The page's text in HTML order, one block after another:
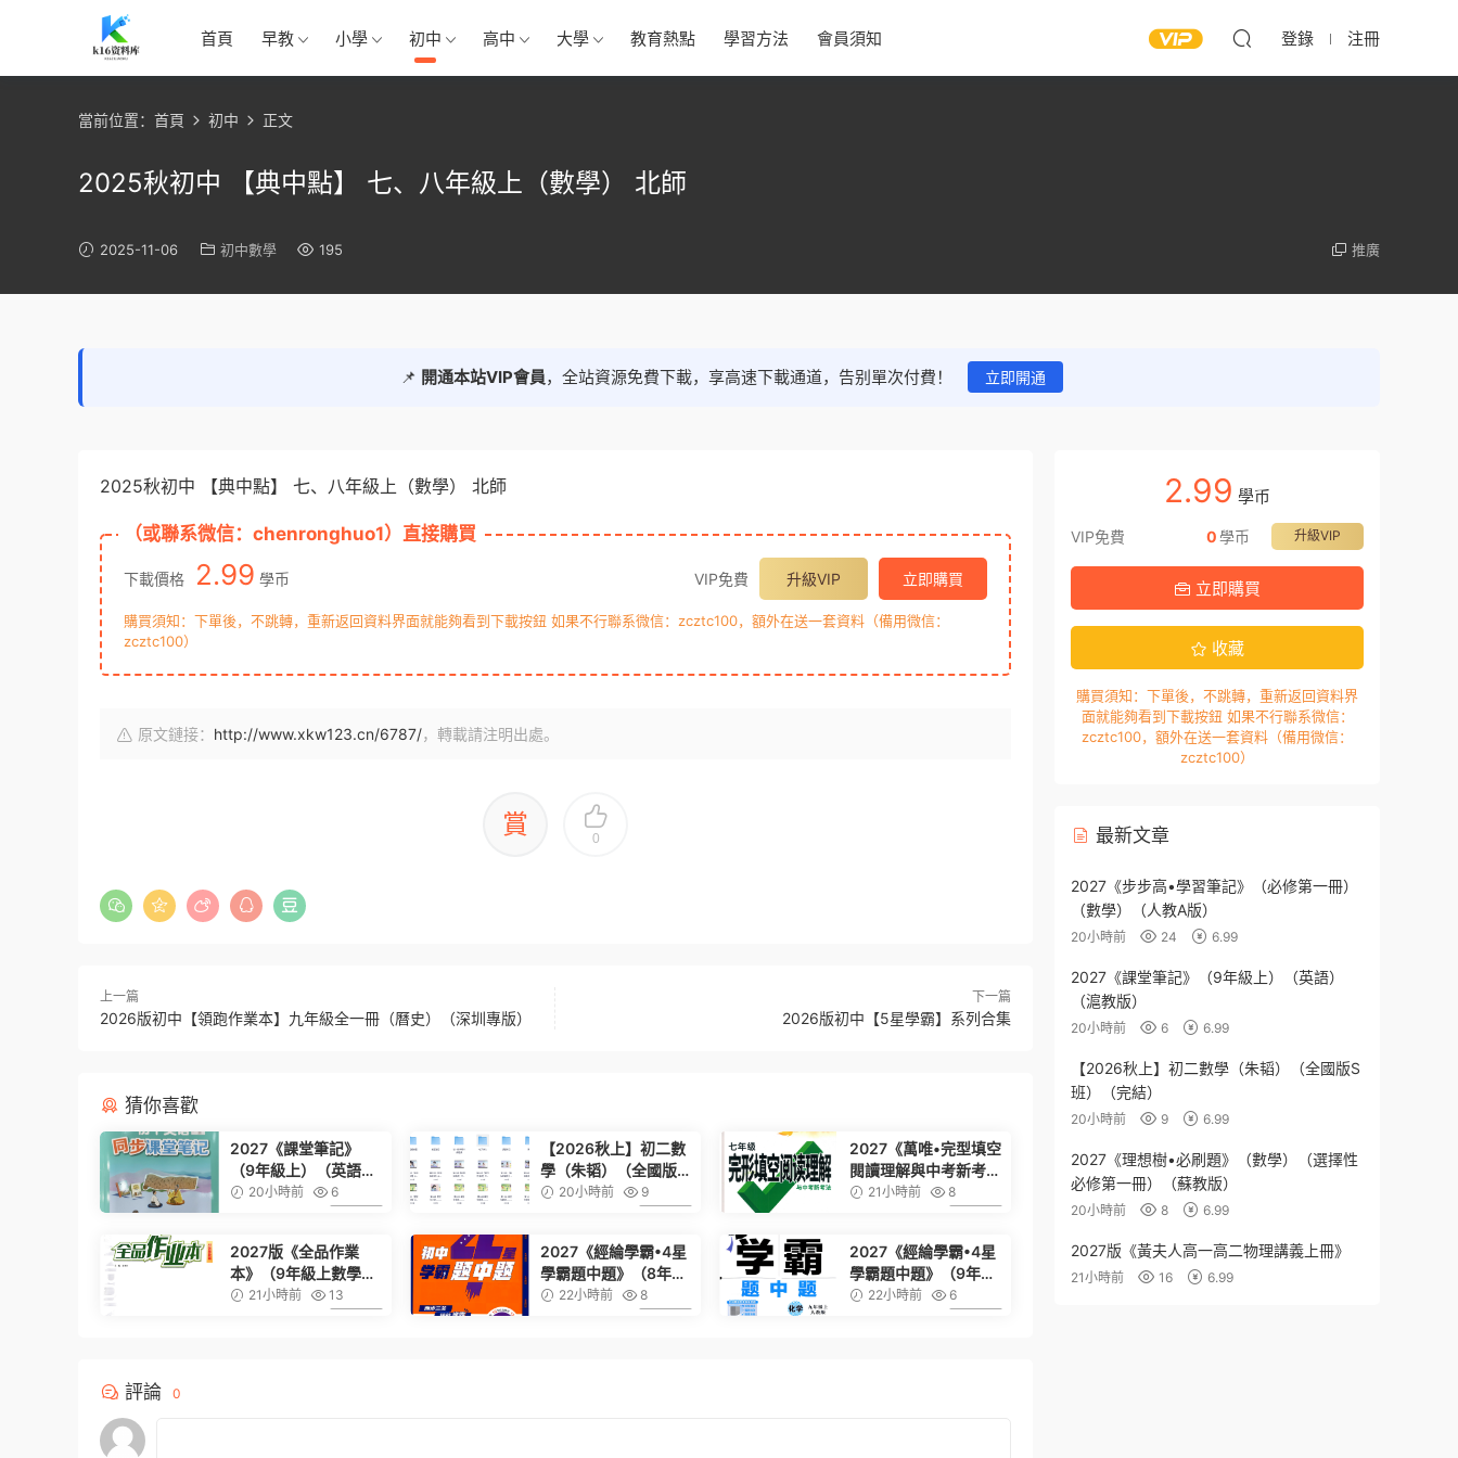
首頁 早教 小學 初中 高中 大學 教育熱點 學習方法 會員須知 登錄 注冊
當前位置： 首頁 初中 正文
2025秋初中 【典中點】 七、八年級上（數學） 北師
2025-11-06 初中數學 195 推廣
📌 開通本站VIP會員，全站資源免費下載，享高速下載通道，告别單次付費！ 立即開通
2025秋初中 【典中點】 七、八年級上（數學） 北師
（或聯系微信：chenronghuo1）直接購買
下載價格 2.99 學币 VIP免費 升級VIP 立即購買
購買須知：下單後，不跳轉，重新返回資料界面就能夠看到下載按鈕 如果不行聯系微信：zcztc100，額外在送一套資料（備用微信：
zcztc100）
原文鏈接： http://www.xkw123.cn/6787/，轉載請注明出處。
賞 0
上一篇
2026版初中【領跑作業本】九年級全一冊（曆史）（深圳專版）
下一篇
2026版初中【5星學霸】系列合集
猜你喜歡
2027《課堂筆記》
（9年級上）（英語）
（滬教版）
20小時前
6
【2026秋上】初二數
學（朱韬）（全國版S
班）（完結）
20小時前
9
2027《萬唯•完型填空
閱讀理解與中考新考
法》（基礎版）（7-9
21小時前
8
2027版《全品作業
本》（9年級上數學）
（人教版）
21小時前
13
2027《經綸學霸•4星
學霸題中題》（8年級
上物理）（蘇科版）
22小時前
8
2027《經綸學霸•4星
學霸題中題》（9年級
上化學）（人教版）
22小時前
6
評論 0
2.99 學币
VIP免費 升級VIP
0學币
立即購買
收藏
購買須知：下單後，不跳轉，重新返回資料界
面就能夠看到下載按鈕 如果不行聯系微信：
zcztc100，額外在送一套資料（備用微信：
zcztc100）
最新文章
2027《步步高•學習筆記》（必修第一冊）
（數學）（人教A版）
20小時前 24 6.99
2027《課堂筆記》（9年級上）（英語）
（滬教版）
20小時前 6 6.99
【2026秋上】初二數學（朱韬）（全國版S
班）（完結）
20小時前 9 6.99
2027《理想樹•必刷題》（數學）（選擇性
必修第一冊）（蘇教版）
20小時前 8 6.99
2027版《黃夫人高一高二物理講義上冊》
21小時前 16 6.99